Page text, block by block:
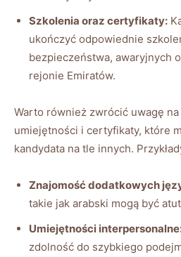
Szkolenia oraz certyfikaty:
ukończyć odpowiednie
bezpieczeństwa, awaryjnych
rejonie Emiratów.
Warto również zwrócić uwagę
umiejętności i certyfikaty, które
kandydata na tle innych.
Znajomość dodatkowych
takie jak arabski mogą być
Umiejętności
zdolność do szybkiego